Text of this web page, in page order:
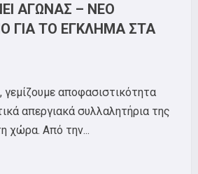
ΑΓΩΝΑΣ – ΝΕΟ
ΓΙΑ ΤΟ ΕΓΚΛΗΜΑ ΣΤΑ
αποφασιστικότητα
απεργιακά συλλαλητήρια της
χώρα. Από την...